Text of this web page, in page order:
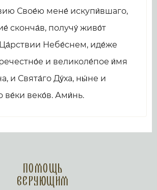
Свое́ю мене́ искупи́вшаго,
сконча́в, получу́ живо́т
Небе́снем, иде́же
и великоле́пое и́мя
и Свята́го Ду́ха, ны́не и
ве́ки веко́в. Ами́нь.
Помощь
верующим